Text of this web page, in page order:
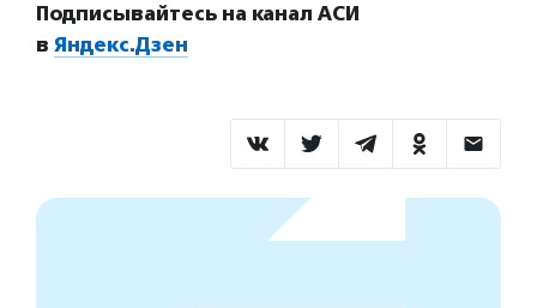
Подписывайтесь на канал АСИ
в Яндекс.Дзен